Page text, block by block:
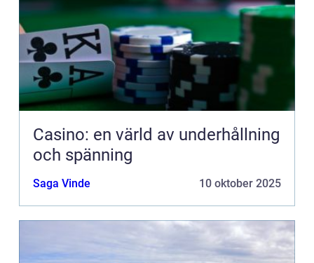
Casino: en värld av underhållning
och spänning
Saga Vinde 10 oktober 2025